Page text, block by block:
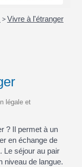
>Vivre à l'étranger
légale et
? Il permet à un
en échange de
Le séjour au pair
niveau de langue.